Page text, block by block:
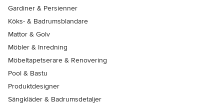
Gardiner & Persienner
Köks- & Badrumsblandare
Mattor & Golv
Möbler & Inredning
Möbeltapetserare & Renovering
Pool & Bastu
Produktdesigner
Sängkläder & Badrumsdetaljer